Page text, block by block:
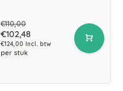
€110,00
€102,48
€124,00 Incl. btw
per stuk